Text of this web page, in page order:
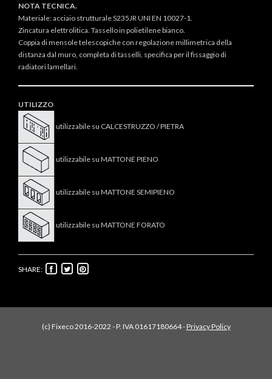
NOTA TECNICA.
Materiale: acciaio strutturale S235JR UNI EN 10027-1.
Zincatura elettrolitica. Tassello in polietilene bianco.
Coppia di mensole telescopiche con regolazione millimetrica della
distanza dal muro, completa di tasselli, specifica per il fissaggio di
radiatori lamellari.
UTILIZZO
utilizzabile su CALCESTRUZZO / PIETRA
utilizzabile su MATTONE PIENO
utilizzabile su MATTONE SEMIPIENO
utilizzabile su MATTONE FORATO
SHARE:
(c) Fixeco 2016-2022 - P. IVA 01617180664 -Privacy Policy